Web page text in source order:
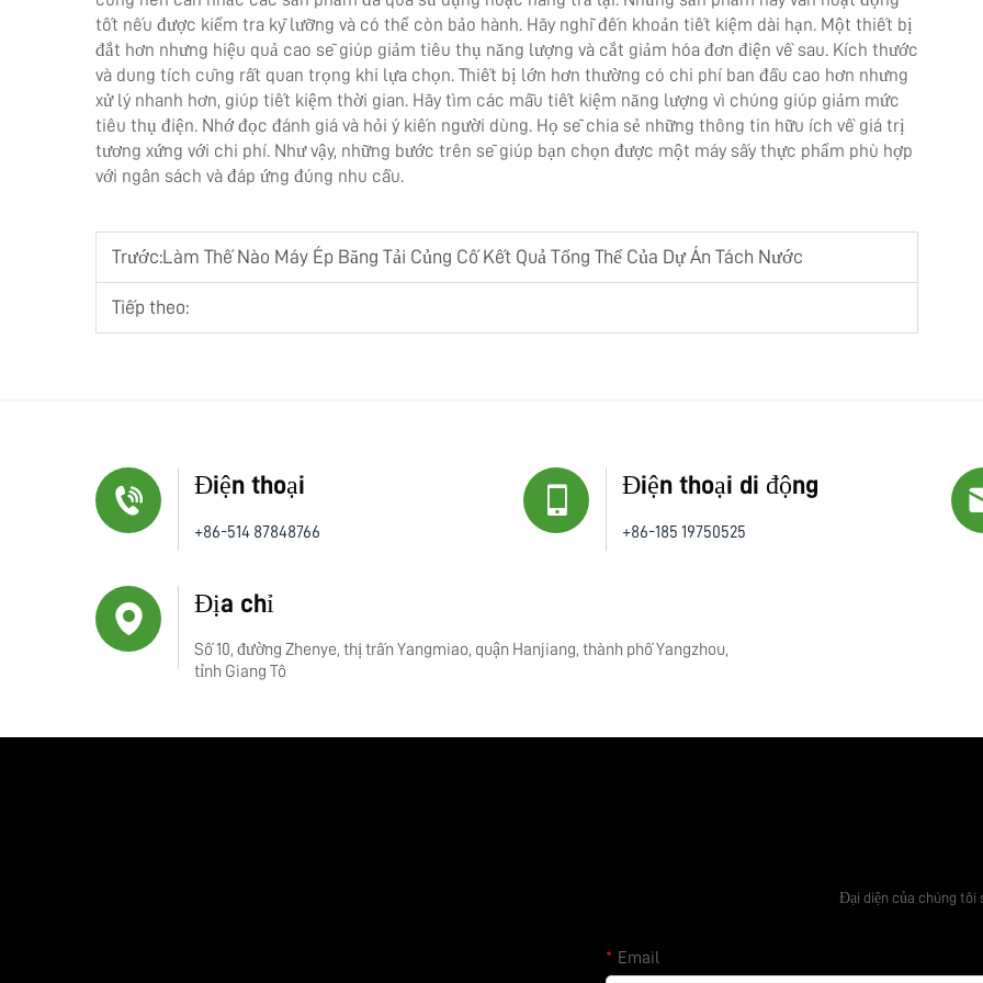
tốt nếu được kiểm tra kỹ lưỡng và có thể còn bảo hành. Hãy nghĩ đến khoản tiết kiệm dài hạn. Một thiết bị
đắt hơn nhưng hiệu quả cao sẽ giúp giảm tiêu thụ năng lượng và cắt giảm hóa đơn điện về sau. Kích thước
và dung tích cũng rất quan trọng khi lựa chọn. Thiết bị lớn hơn thường có chi phí ban đầu cao hơn nhưng
xử lý nhanh hơn, giúp tiết kiệm thời gian. Hãy tìm các mẫu tiết kiệm năng lượng vì chúng giúp giảm mức
tiêu thụ điện. Nhớ đọc đánh giá và hỏi ý kiến người dùng. Họ sẽ chia sẻ những thông tin hữu ích về giá trị
tương xứng với chi phí. Như vậy, những bước trên sẽ giúp bạn chọn được một máy sấy thực phẩm phù hợp
với ngân sách và đáp ứng đúng nhu cầu.
Trước:Làm Thế Nào Máy Ép Băng Tải Củng Cố Kết Quả Tổng Thể Của Dự Án Tách Nước
Tiếp theo:
Điện thoại
+86-514 87848766
Điện thoại di động
+86-185 19750525
Địa chỉ
Số 10, đường Zhenye, thị trấn Yangmiao, quận Hanjiang, thành phố Yangzhou,
tỉnh Giang Tô
Đại diện của chúng tôi
Email